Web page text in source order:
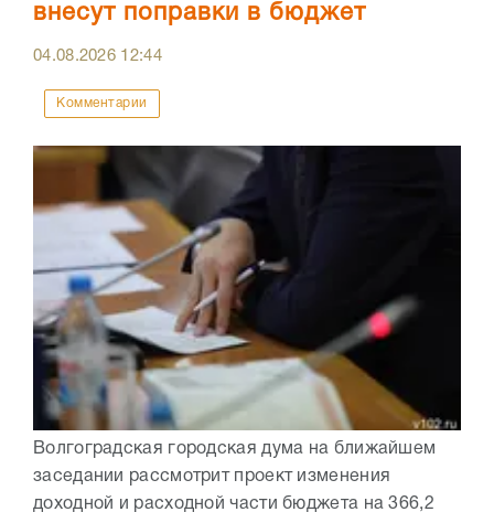
внесут поправки в бюджет
04.08.2026 12:44
Комментарии
Волгоградская городская дума на ближайшем
заседании рассмотрит проект изменения
доходной и расходной части бюджета на 366,2